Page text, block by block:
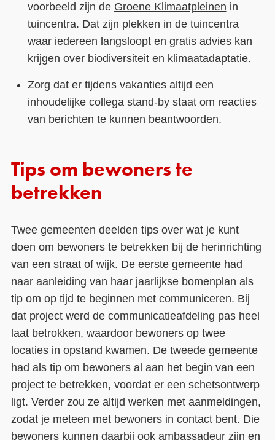
voorbeeld zijn de Groene Klimaatpleinen in
tuincentra. Dat zijn plekken in de tuincentra
waar iedereen langsloopt en gratis advies kan
krijgen over biodiversiteit en klimaatadaptatie.
Zorg dat er tijdens vakanties altijd een
inhoudelijke collega stand-by staat om reacties
van berichten te kunnen beantwoorden.
Tips om bewoners te
betrekken
Twee gemeenten deelden tips over wat je kunt
doen om bewoners te betrekken bij de herinrichting
van een straat of wijk. De eerste gemeente had
naar aanleiding van haar jaarlijkse bomenplan als
tip om op tijd te beginnen met communiceren. Bij
dat project werd de communicatieafdeling pas heel
laat betrokken, waardoor bewoners op twee
locaties in opstand kwamen. De tweede gemeente
had als tip om bewoners al aan het begin van een
project te betrekken, voordat er een schetsontwerp
ligt. Verder zou ze altijd werken met aanmeldingen,
zodat je meteen met bewoners in contact bent. Die
bewoners kunnen daarbij ook ambassadeur zijn en